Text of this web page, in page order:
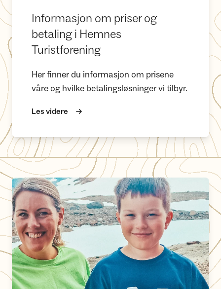
Informasjon om priser og
betaling i Hemnes
Turistforening
Her finner du informasjon om prisene
våre og hvilke betalingsløsninger vi tilbyr.
Les videre
Bli sommervert på en av våre hytter